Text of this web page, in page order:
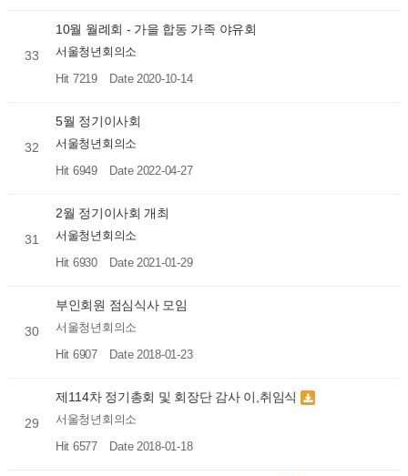
33
10월 월례회 - 가을 합동 가족 야유회
서울청년회의소
Hit 7219
Date 2020-10-14
32
5월 정기이사회
서울청년회의소
Hit 6949
Date 2022-04-27
31
2월 정기이사회 개최
서울청년회의소
Hit 6930
Date 2021-01-29
30
부인회원 점심식사 모임
서울청년회의소
Hit 6907
Date 2018-01-23
29
제114차 정기총회 및 회장단 감사 이,취임식
서울청년회의소
Hit 6577
Date 2018-01-18